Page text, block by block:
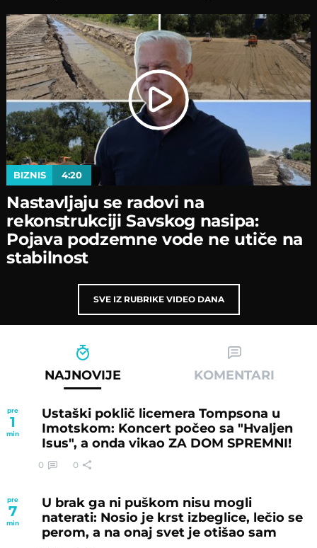
BIZNIS 4:20
Nastavljaјu se radovi na
rekonstrukciјi Savskog nasipa:
Poјava podzemne vode ne utiče na
stabilnost
SVE IZ RUBRIKE VIDEO DANA
NAJNOVIJE KOMENTARI
pre
1
min
Ustaški poklič licemera Tompsona u
Imotskom: Koncert počeo sa "Hvaljen
Isus", a onda vikao ZA DOM SPREMNI!
0 0
pre
7
min
U brak ga ni puškom nisu mogli
naterati: Nosio je krst izbeglice, lečio se
perom, a na onaj svet je otišao sam